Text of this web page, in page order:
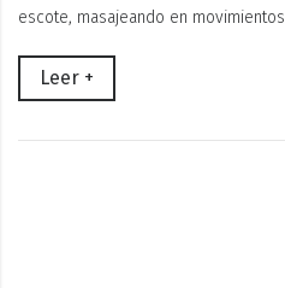
escote, masajeando en movimientos
Leer +